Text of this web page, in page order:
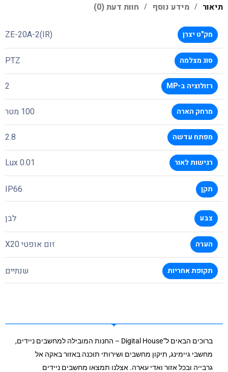
תיאור מידע נוסף חוות דעת (0)
מק"ט יצרן ZE-20A-2(IR)
סוג מצלמה PTZ
רזולוציה ב-MP 2
מרחק הארה 100 מטר
מפתח עדשה 2.8
רגישות לאור 0.01 Lux
תקן IP66
צבע לבן
הערה זום אופטי X20
תקופת אחריות שנתיים
ברוכים הבאים ל־Digital House – החנות המובילה למחשבים ניידים,
מחשבי גיימינג, תיקון מחשבים ושירותי תוכנה באזור באקה אל
גרבייה ובכל אזור ואדי עארה. אצלנו תמצאו מחשבים ניידים